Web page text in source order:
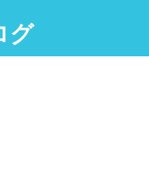
グ